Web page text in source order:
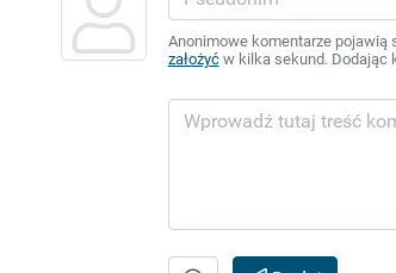
Anonimowe komentarze pojawią
założyćw kilka sekund. Dodając